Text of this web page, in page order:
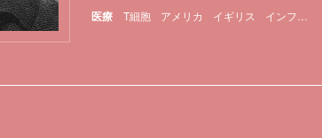
医療 T細胞 アメリカ イギリス インフルエンザ